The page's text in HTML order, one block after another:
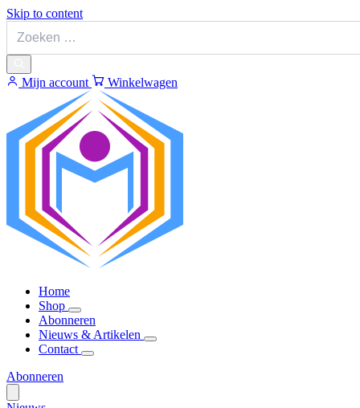
Skip to content
Mijn account Winkelwagen
Home
Shop
Abonneren
Nieuws & Artikelen
Contact
Abonneren